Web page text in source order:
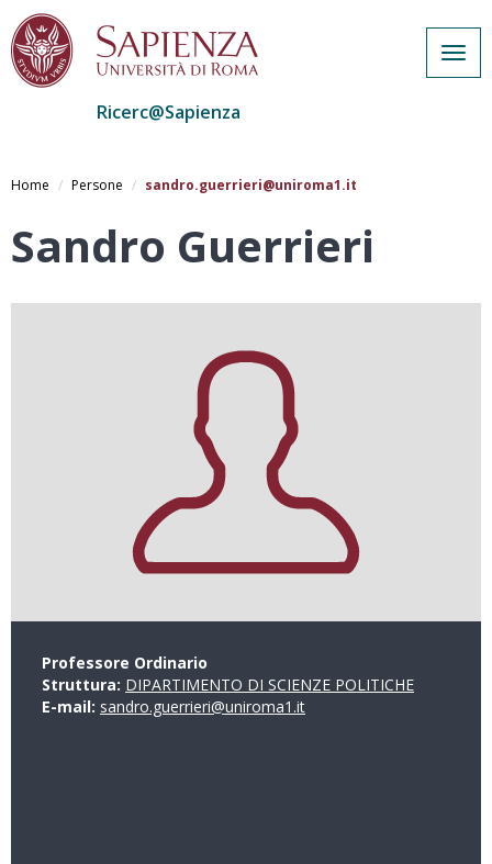
al
Ricerc@Sapienza
Home Persone sandro.guerrieri@uniroma1.it
Sandro Guerrieri
Professore Ordinario
Struttura: DIPARTIMENTO DI SCIENZE POLITICHE
E-mail: sandro.guerrieri@uniroma1.it